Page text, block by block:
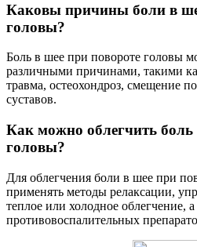
Каковы причины боли в
головы?
Боль в шее при повороте головы
различными причинами, такими
травма, остеохондроз, смещение
суставов.
Как можно облегчить боль
головы?
Для облегчения боли в шее при
применять методы релаксации,
теплое или холодное облегчение,
противовоспалительных